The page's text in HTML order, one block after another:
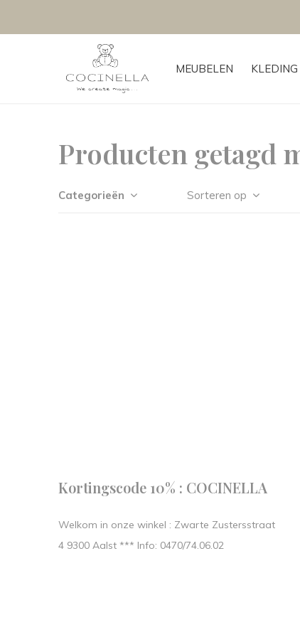
MEUBELEN KLEDING
Producten getagd
Categorieën Sorteren op
Kortingscode 10% : COCINELLA
Welkom in onze winkel : Zwarte Zustersstraat
4 9300 Aalst *** Info: 0470/74.06.02